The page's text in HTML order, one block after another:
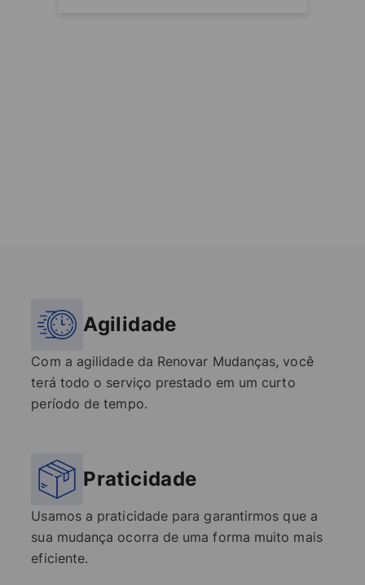
Agilidade
Com a agilidade da Renovar Mudanças, você
terá todo o serviço prestado em um curto
período de tempo.
Praticidade
Usamos a praticidade para garantirmos que a
sua mudança ocorra de uma forma muito mais
eficiente.